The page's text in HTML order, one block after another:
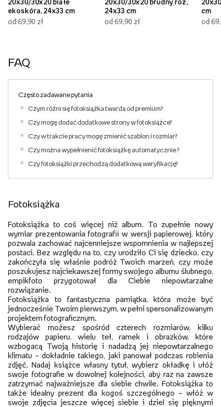
20x30/30x20 białe
ekoskóra, 24x33 cm
od 69,90 zł
20x30/30x20 brudny róż,
24x33 cm
od 69,90 zł
cm
od
FAQ
Często zadawane pytania
Czym różni się fotoksiążka twarda od premium?
Czy mogę dodać dodatkowe strony w fotoksiążce?
Czy w trakcie pracy mogę zmienić szablon i rozmiar?
Czy można wypełnienić fotoksiążkę automatycznie ?
Czy fotoksiążki przechodzą dodatkową weryfikację?
Fotoksiążka
Fotoksiążka to coś więcej niż album. To zupełnie nowy
wymiar prezentowania fotografii w wersji papierowej, który
pozwala zachować najcenniejsze wspomnienia w najlepszej
postaci. Bez względu na to, czy urodziło Ci się dziecko, czy
zakończyła się właśnie podróż Twoich marzeń, czy może
poszukujesz najciekawszej formy swojego albumu ślubnego,
empikfoto przygotował dla Ciebie niepowtarzalne
rozwiązanie.
Fotoksiążka to fantastyczna pamiątka, która może być
jednocześnie Twoim pierwszym, w pełni spersonalizowanym
projektem fotograficznym.
Wybierać możesz spośród czterech rozmiarów, kilku
rodzajów papieru, wielu teł, ramek i obrazków, które
wzbogacą Twoją historię i nadadzą jej niepowtarzalnego
klimatu – dokładnie takiego, jaki panował podczas robienia
zdjęć. Nadaj książce własny tytuł, wybierz okładkę i ułóż
swoje fotografie w dowolnej kolejności, aby raz na zawsze
zatrzymać najważniejsze dla siebie chwile. Fotoksiążka to
także idealny prezent dla kogoś szczególnego – włóż w
swoje zdjęcia jeszcze więcej siebie i dziel się pięknymi